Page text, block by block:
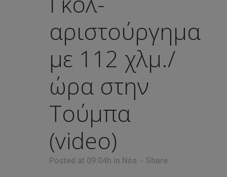
αριστούργημα
με 112 χλμ./
ώρα στην
Τούμπα
(video)
Posted at 09:04h in Νέα Share